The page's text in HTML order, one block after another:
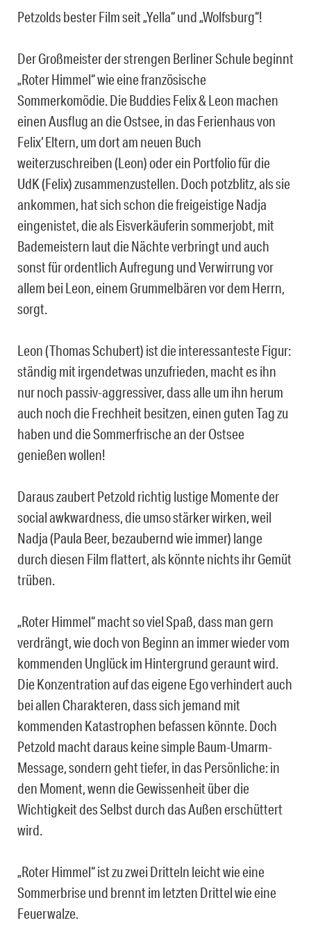
Petzolds bester Film seit „Yella“ und „Wolfsburg“!
Der Großmeister der strengen Berliner Schule beginnt
„Roter Himmel“ wie eine französische
Sommerkomödie. Die Buddies Felix & Leon machen
einen Ausflug an die Ostsee, in das Ferienhaus von
Felix‘ Eltern, um dort am neuen Buch
weiterzuschreiben (Leon) oder ein Portfolio für die
UdK (Felix) zusammenzustellen. Doch potzblitz, als sie
ankommen, hat sich schon die freigeistige Nadja
eingenistet, die als Eisverkäuferin sommerjobt, mit
Bademeistern laut die Nächte verbringt und auch
sonst für ordentlich Aufregung und Verwirrung vor
allem bei Leon, einem Grummelbären vor dem Herrn,
sorgt.
Leon (Thomas Schubert) ist die interessanteste Figur:
ständig mit irgendetwas unzufrieden, macht es ihn
nur noch passiv-aggressiver, dass alle um ihn herum
auch noch die Frechheit besitzen, einen guten Tag zu
haben und die Sommerfrische an der Ostsee
genießen wollen!
Daraus zaubert Petzold richtig lustige Momente der
social awkwardness, die umso stärker wirken, weil
Nadja (Paula Beer, bezaubernd wie immer) lange
durch diesen Film flattert, als könnte nichts ihr Gemüt
trüben.
„Roter Himmel“ macht so viel Spaß, dass man gern
verdrängt, wie doch von Beginn an immer wieder vom
kommenden Unglück im Hintergrund geraunt wird.
Die Konzentration auf das eigene Ego verhindert auch
bei allen Charakteren, dass sich jemand mit
kommenden Katastrophen befassen könnte. Doch
Petzold macht daraus keine simple Baum-Umarm-
Message, sondern geht tiefer, in das Persönliche: in
den Moment, wenn die Gewissenheit über die
Wichtigkeit des Selbst durch das Außen erschüttert
wird.
„Roter Himmel“ ist zu zwei Dritteln leicht wie eine
Sommerbrise und brennt im letzten Drittel wie eine
Feuerwalze.